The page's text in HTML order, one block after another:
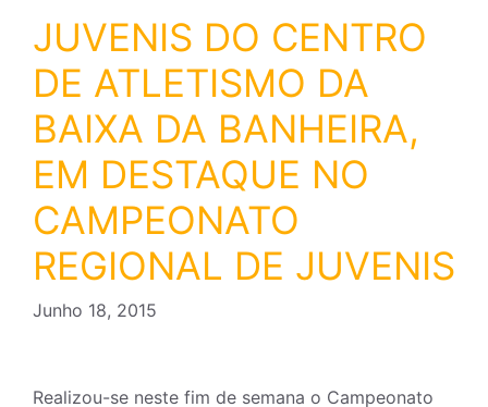
JUVENIS DO CENTRO
DE ATLETISMO DA
BAIXA DA BANHEIRA,
EM DESTAQUE NO
CAMPEONATO
REGIONAL DE JUVENIS
Junho 18, 2015
Realizou-se neste fim de semana o Campeonato